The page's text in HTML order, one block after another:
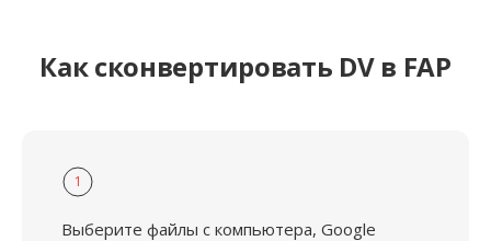
Как сконвертировать DV в FAP
1
Выберите файлы с компьютера, Google